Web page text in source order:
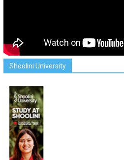
Shoolini University